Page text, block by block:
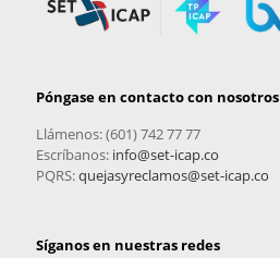
Póngase en contacto con nosotros
Llámenos: (601) 742 77 77
Escríbanos: info@set-icap.co
PQRS:quejasyreclamos@set-icap.co
Síganos en nuestras redes